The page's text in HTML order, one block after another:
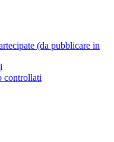
(da pubblicare in
controllati